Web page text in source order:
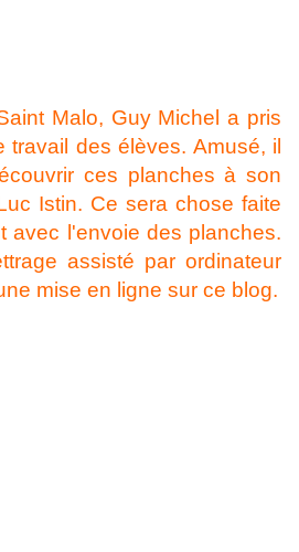
Malo, Guy Michel a pris
travail des élèves. Amusé, il
ces planches à son
Istin. Ce sera chose faite
avec l'envoie des planches.
assisté par ordinateur
mise en ligne sur ce blog.